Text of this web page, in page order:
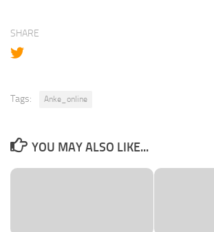
SHARE
Tags: Anke_online
YOU MAY ALSO LIKE...